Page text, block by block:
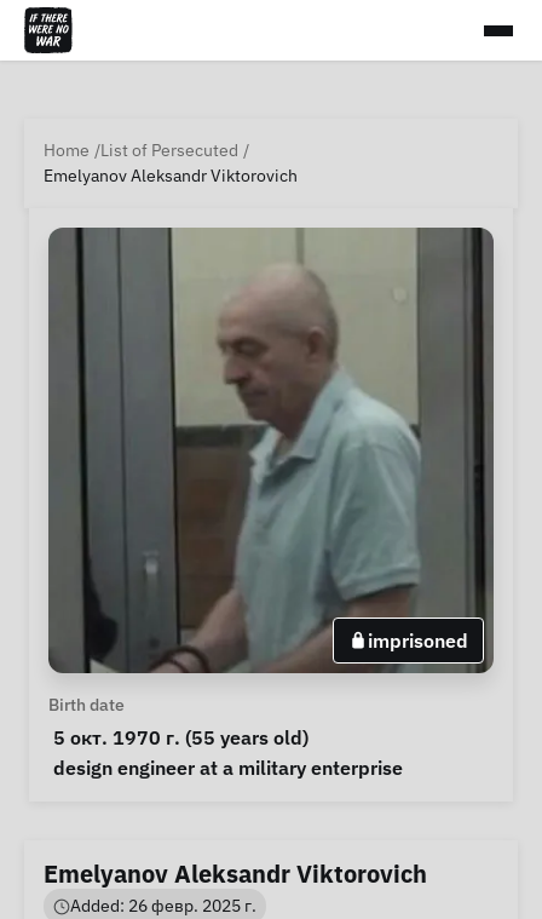
Home
List of Persecuted
Emelyanov Aleksandr Viktorovich
imprisoned
Personal Information
Birth date
5 окт. 1970 г. (55 years old)
Notes
design engineer at a military enterprise
Emelyanov Aleksandr Viktorovich
Added: 26 февр. 2025 г.